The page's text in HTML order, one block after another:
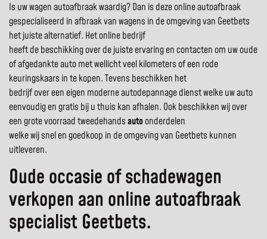
Is uw wagen autoafbraak waardig? Dan is deze online autoafbraak
gespecialiseerd in afbraak van wagens in de omgeving van Geetbets
het juiste alternatief. Het online bedrijf
heeft de beschikking over de juiste ervaring en contacten om uw oude
of afgedankte auto met wellicht veel kilometers of een rode
keuringskaars in te kopen. Tevens beschikken het
bedrijf over een eigen moderne autodepannage dienst welke uw auto
eenvoudig en gratis bij u thuis kan afhalen. Ook beschikken wij over
een grote voorraad tweedehandsautoonderdelen
welke wij snel en goedkoop in de omgeving van Geetbets kunnen
uitleveren.
Oude occasie of schadewagen
verkopen aan online autoafbraak
specialist Geetbets.